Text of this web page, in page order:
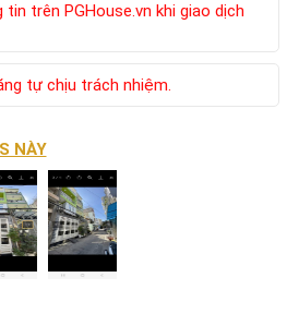
trên PGHouse.vn khi giao dịch
tự chịu trách nhiệm.
NÀY